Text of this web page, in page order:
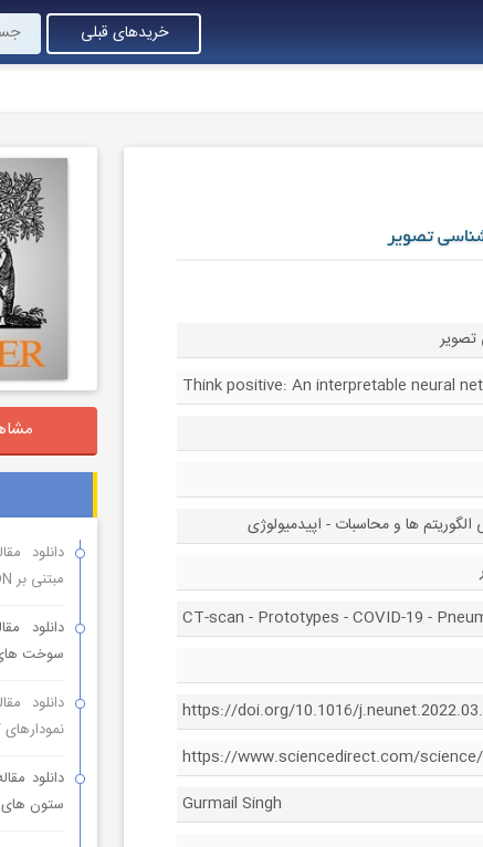
خریدهای قبلی
تصویر
تصویر
Think positive: An interpretable neural
ها و محاسبات - اپیدمیولوژی
CT-scan - Prototypes - COVID-19 -
https://doi.org/10.1016/
https://www.sciencedirect.com/
Gurmail Singh
دانلود
مبتنی بر SDN برای اینترنت اشیا
دانلود
سوخت
دانلود
نمودارهای
دانلود
ستون